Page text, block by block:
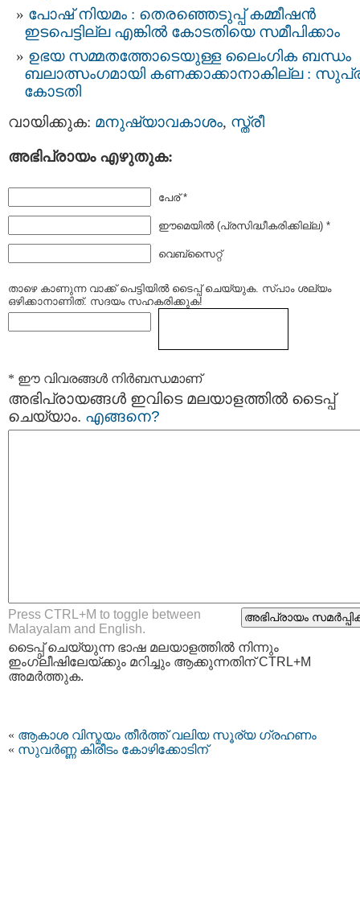
പോഷ് നിയമം : തെരഞ്ഞെടുപ്പ് കമ്മീഷൻ
ഇടപെട്ടില്ല എങ്കിൽ കോടതിയെ സമീപിക്കാം
ഉഭയ സമ്മതത്തോടെയുള്ള ലൈംഗിക ബന്ധം
ബലാത്സംഗമായി കണക്കാക്കാനാകില്ല :
കോടതി
വായിക്കുക: മനുഷ്യാവകാശം, സ്ത്രീ
അഭിപ്രായം എഴുതുക:
പേര് *
ഈമെയില്‍ (പ്രസിദ്ധീകരിക്കില്ല) *
വെബ്സൈറ്റ്
താഴെ കാണുന്ന വാക്ക് പെട്ടിയില്‍ ടൈപ്പ്‌ ചെയ്യുക. സ്പാം ശല്യം
ഒഴിക്കാനാണിത്. സദയം സഹകരിക്കുക!
* ഈ വിവരങ്ങള്‍ നിര്‍ബന്ധമാണ്
അഭിപ്രായങ്ങള്‍ ഇവിടെ മലയാളത്തില്‍ ടൈപ്പ്
ചെയ്യാം. എങ്ങനെ?
Press CTRL+M to toggle between
Malayalam and English.
ടൈപ്പ്‌ ചെയ്യുന്ന ഭാഷ മലയാളത്തില്‍ നിന്നും
ഇംഗ്ലീഷിലേയ്ക്കും മറിച്ചും ആക്കുന്നതിന് CTRL+M
അമര്‍ത്തുക.
« ആകാശ വിസ്മയം തീര്‍ത്ത്‌ വലിയ സൂര്യ ഗ്രഹണം
« സുവര്‍ണ്ണ കിരീടം കോഴിക്കോടിന്‌